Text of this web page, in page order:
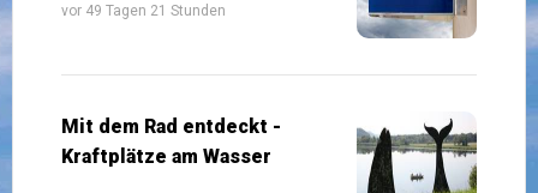
vor 49 Tagen 21 Stunden
Mit dem Rad entdeckt -
Kraftplätze am Wasser